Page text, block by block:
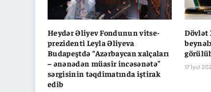
Heydər Əliyev Fondunun vitse-
prezidenti Leyla Əliyeva
Budapeştdə “Azərbaycan xalçaları
– ənənədən müasir incəsənətə”
sərgisinin təqdimatında iştirak
edib
Dövlət
17 İyul